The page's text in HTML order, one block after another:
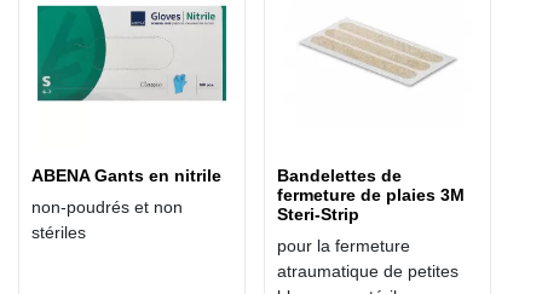
ABENA Gants en nitrile
non-poudrés et non
stériles
Bandelettes de
fermeture de plaies 3M
Steri-Strip
pour la fermeture
atraumatique de petites